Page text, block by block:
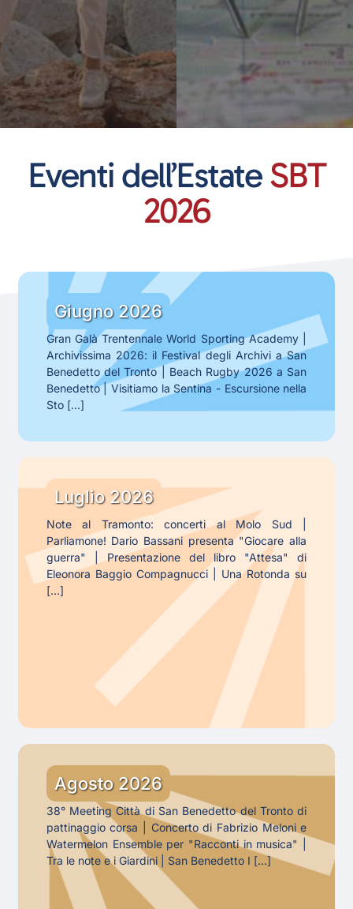
Eventi dell’Estate SBT
2026
Gli
eventi
Giugno
Gli
eventi
di
Giugno
2026
Giugno 2026
Gran Galà Trentennale World Sporting Academy |
Archivissima 2026: il Festival degli Archivi a San
Benedetto del Tronto | Beach Rugby 2026 a San
Benedetto | Visitiamo la Sentina - Escursione nella
Sto [...]
Gli
eventi
Luglio
Luglio 2026
Note al Tramonto: concerti al Molo Sud |
Parliamone! Dario Bassani presenta "Giocare alla
guerra" | Presentazione del libro "Attesa" di
Eleonora Baggio Compagnucci | Una Rotonda su
[...]
Gli
eventi
Agosto
Agosto 2026
38° Meeting Città di San Benedetto del Tronto di
pattinaggio corsa | Concerto di Fabrizio Meloni e
Watermelon Ensemble per "Racconti in musica" |
Tra le note e i Giardini | San Benedetto I [...]